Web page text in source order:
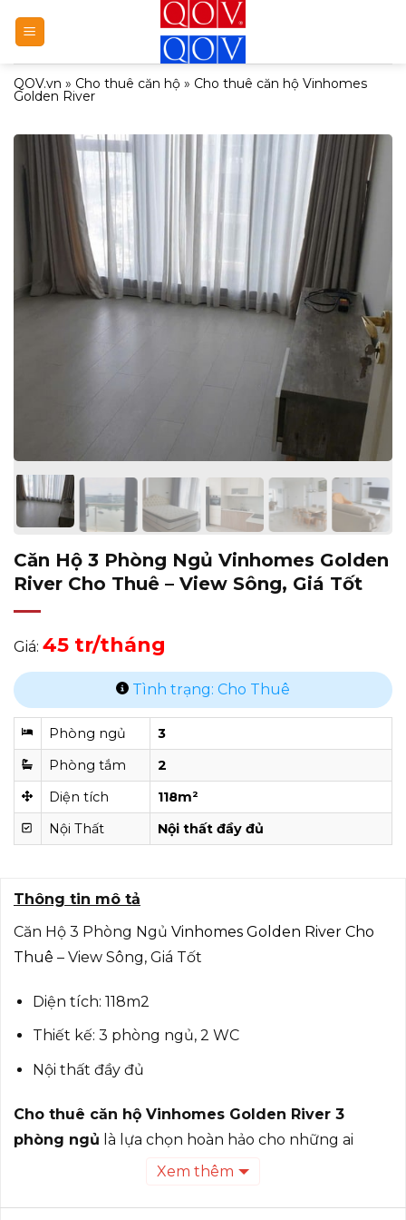
qua
nội
dung
QOV.vn » Cho thuê căn hộ » Cho thuê căn hộ Vinhomes
Golden River
Căn Hộ 3 Phòng Ngủ Vinhomes Golden
River Cho Thuê – View Sông, Giá Tốt
Giá: 45 tr/tháng
Tình trạng: Cho Thuê
Phòng ngủ
3
Phòng tắm
2
Diện tích
118m²
Nội Thất
Nội thất đầy đủ
Thông tin mô tả
Căn Hộ 3 Phòng Ngủ Vinhomes Golden River Cho
Thuê – View Sông, Giá Tốt
Diện tích: 118m2
Thiết kế: 3 phòng ngủ, 2 WC
Nội thất đầy đủ
Cho thuê căn hộ Vinhomes Golden River 3
phòng ngủ là lựa chọn hoàn hảo cho những ai
đang tìm nơi an cư lý tưởng ngay trung tâm Quận 1.
Xem thêm